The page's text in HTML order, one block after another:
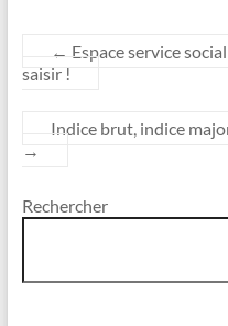
← Espace service
saisir !
Indice brut, indice
→
Rechercher